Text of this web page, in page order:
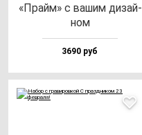
«Прайм» с ва­шим ди­зай­
ном
3690 руб